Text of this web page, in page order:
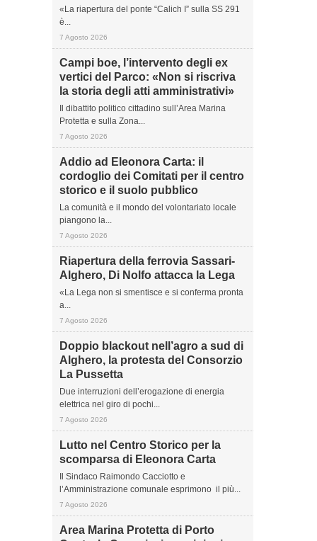
«La riapertura del ponte “Calich I” sulla SS 291
è...
7 Agosto 2026
Campi boe, l’intervento degli ex
vertici del Parco: «Non si riscriva
la storia degli atti amministrativi»
Il dibattito politico cittadino sull’Area Marina
Protetta e sulla Zona...
7 Agosto 2026
Addio ad Eleonora Carta: il
cordoglio dei Comitati per il centro
storico e il suolo pubblico
La comunità e il mondo del volontariato locale
piangono la...
7 Agosto 2026
Riapertura della ferrovia Sassari-
Alghero, Di Nolfo attacca la Lega
«La Lega non si smentisce e si conferma pronta
a...
7 Agosto 2026
Doppio blackout nell’agro a sud di
Alghero, la protesta del Consorzio
La Pussetta
Due interruzioni dell’erogazione di energia
elettrica nel giro di pochi...
7 Agosto 2026
Lutto nel Centro Storico per la
scomparsa di Eleonora Carta
Il Sindaco Raimondo Cacciotto e
l’Amministrazione comunale esprimono il più...
7 Agosto 2026
Area Marina Protetta di Porto